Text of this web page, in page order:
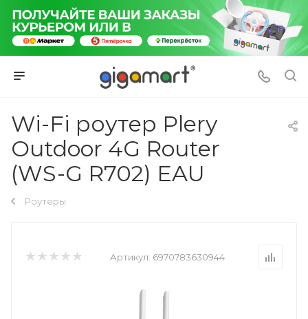
Wi-Fi роутер Plery
Outdoor 4G Router
(WS-G R702) EAU
Роутеры
Артикул: 6970783630944